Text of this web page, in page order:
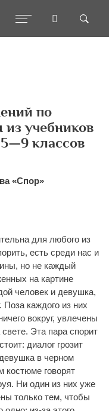
по
учебников
классов
«Спор»
для любого из
есть среди нас и
но не каждый
на картине
человек и девушка,
каждого из них
вокруг, увлечены
Эта пара спорит
диалог грозит
в черном
костюме говорят
Ни один из них уже
только тем, чтобы